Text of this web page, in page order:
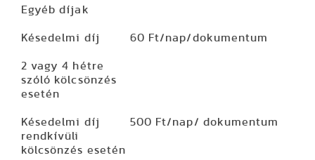
Egyéb díjak
Késedelmi díj
2 vagy 4 hétre
szóló kölcsönzés
esetén
60 Ft/nap/dokumentum
Késedelmi díj
rendkívüli
kölcsönzés esetén
500 Ft/nap/ dokumentum